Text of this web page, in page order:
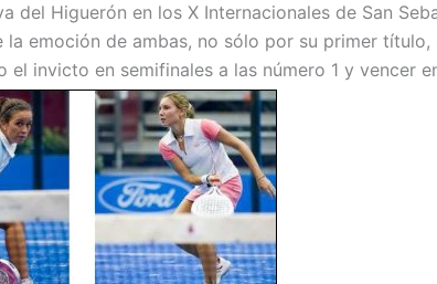
del Higuerón en los X Internacionales de San
la emoción de ambas, no sólo por su primer
el invicto en semifinales a las número 1 y vencer